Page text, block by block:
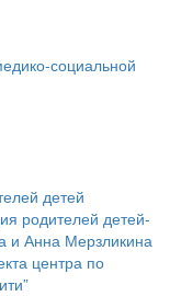
социальной
детей
родителей детей-
и Анна Мерзликина
центра по